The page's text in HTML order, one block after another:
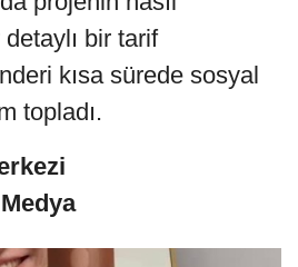
detaylı bir tarif
kısa sürede sosyal
topladı.